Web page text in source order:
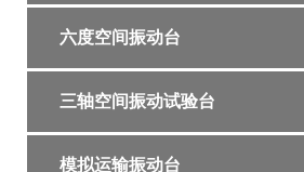
六度空间振动台
三轴空间振动试验台
模拟运输振动台